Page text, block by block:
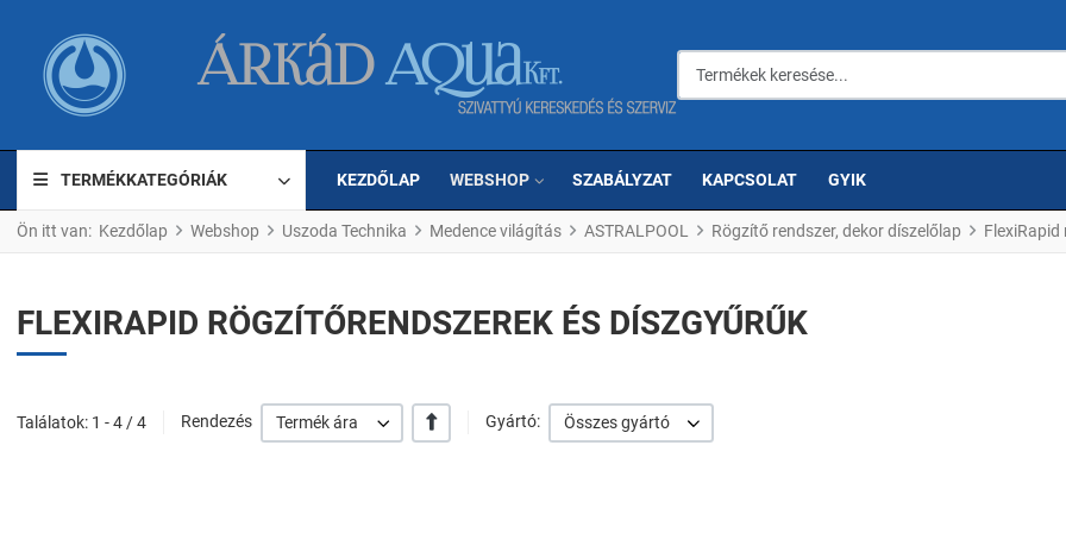
TERMÉKKATEGÓRIÁK KEZDŐLAP WEBSHOP SZABÁLYZAT KAPCSOLAT GYIK
Ön itt van: Kezdőlap Webshop Uszoda Technika Medence világítás ASTRALPOOL Rögzítő rendszer, dekor díszelőlap
FLEXIRAPID RÖGZÍTŐRENDSZEREK ÉS DÍSZGYŰRŰK
Találatok: 1 - 4 / 4 Rendezés Termék ára +/- Gyártó: Összes gyártó